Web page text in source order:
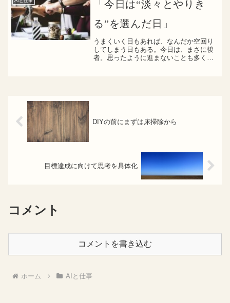
局面での活用...
「今日は“淡々とやりき
る”を選んだ日」
うまくいく日もあれば、なんだか空回り
してしまう日もある。今日は、まさに後
者。思ったように進まないことも多く
DIYの前にまずは床掃除から
目標達成に向けて思考を具体化
コメント
コメントを書き込む
ホーム AIと仕事